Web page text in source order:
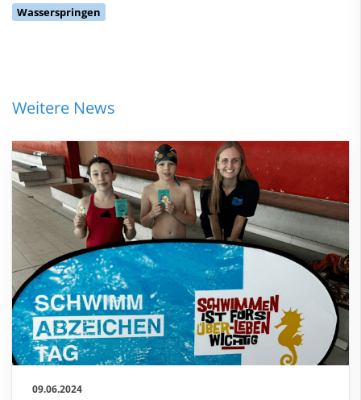
Wasserspringen
Weitere News
09.06.2024